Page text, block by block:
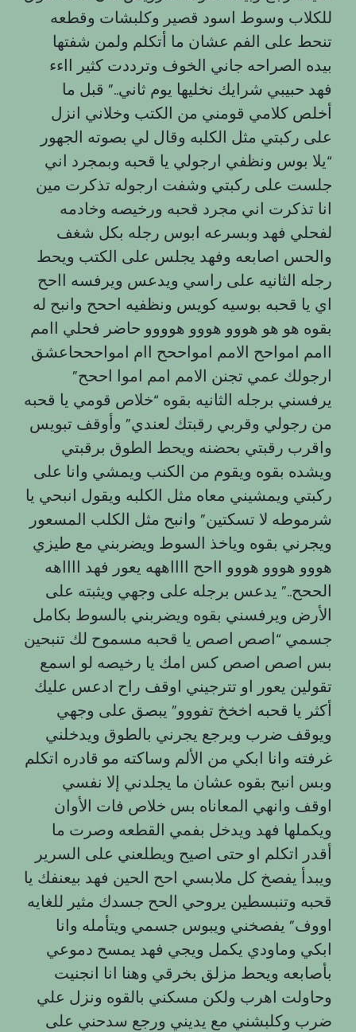
للكلاب وسوط اسود قصير وكلبشات وقطعه
تنحط على الفم عشان ما أتكلم ولمن شفتها
بيده الصراحه جاني الخوف وترددت كثير ااءء
فهد حبيبي شرايك نخليها يوم ثاني..” قبل ما
أخلص كلامي قومني من الكتب وخلاني انزل
على ركبتي مثل الكلبه وقال لي بصوته الجهور
“يلا بوس ونظفي ارجولي يا قحبه وبمجرد اني
جلست على ركبتي وشفت ارجوله تذكرت مين
انا تذكرت اني مجرد قحبه ورخيصه وخادمه
لفحلي فهد وبسرعه ابوس رجله بكل شغف
والحس اصابعه وفهد يجلس على الكتب ويحط
رجله الثانيه على راسي ويدعس ويرفسه ااحح
اي يا قحبه بوسيه كويس ونظفيه اححح وانبح له
بقوه هو هو هووو هووو هوووو حاضر فحلي اامم
اامم امواحح الامم امواححح اام امواحححاعشق
ارجولك عمي تجنن الامم امم اموا اححح”
يرفسني برجله الثانيه بقوه “خلاص قومي يا قحبه
من رجولي وقربي رقبتك لعندي” وأوقف تبويس
واقرب رقبتي بحضنه ويحط الطوق برقبتي
ويشده بقوه ويقوم من الكنب ويمشي وانا على
ركبتي ويمشيني معاه مثل الكلبه ويقول انبحي يا
شرموطه لا تسكتين” وانبح مثل الكلب المسعور
ويجرني بقوه وياخذ السوط ويضربني مع طيزي
هووو هووو هووو ااحح ااااههه يعور فهد ااااهه
الححح..” يدعس برجله على وجهي ويثبته على
الأرض ويرفسني بقوه ويضربني بالسوط بكامل
جسمي “اصص اصص يا قحبه مسموح لك تنبحين
بس اصص اصص كس امك يا رخيصه لو اسمع
تقولين يعور او تترجيني اوقف راح ادعس عليك
أكثر يا قحبه اخخخ تفووو” يبصق على وجهي
ويوقف ضرب ويرجع يجرني بالطوق ويدخلني
غرفته وانا ابكي من الألم وساكته مو قادره اتكلم
وبس انبح بقوه عشان ما يجلدني إلا نفسي
اوقف وانهي المعاناه بس خلاص فات الأوان
ويكملها فهد ويدخل بفمي القطعه وصرت ما
أقدر اتكلم او حتى اصيح ويطلعني على السرير
ويبدأ يفصخ كل ملابسي احح الحين فهد بيعنفك يا
قحبه وتنبسطين يروحي الحح جسدك مثير للغايه
اووف” يفصخني ويبوس جسمي ويتأمله وانا
ابكي وماودي يكمل ويجي فهد يمسح دموعي
بأصابعه ويحط مزلق بخرقي وهنا انا انجنيت
وحاولت اهرب ولكن مسكني بالقوه ونزل علي
ضرب وكلبشني مع يديني ورجع سدحني على